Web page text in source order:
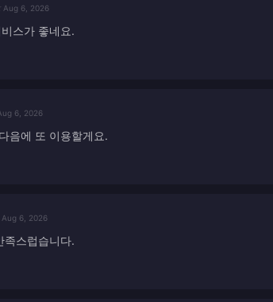
Aug 6, 2026
스가 좋네요.
6, 2026
음에 또 이용할게요.
Aug 6, 2026
족스럽습니다.